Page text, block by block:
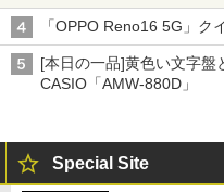
穴と楽天モバイルの課題
「OPPO Reno16 5G」ク
[本日の一品]黄色い文字盤
CASIO「AMW-880D」
Special Site